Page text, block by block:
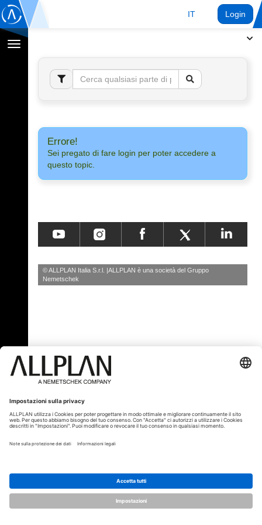
IT Login
Toggle
navigation
Errore!
Sei pregato di fare login per poter accedere a
questo topic.
© ALLPLAN Italia S.r.l. ALLPLAN è una società del Gruppo
Nemetschek